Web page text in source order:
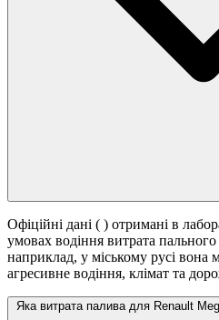
Офіційні дані ( ) отримані в
умовах водіння витрата
наприклад, у міському русі вона
агресивне водіння, клімат та
Яка витрата палива для Renault